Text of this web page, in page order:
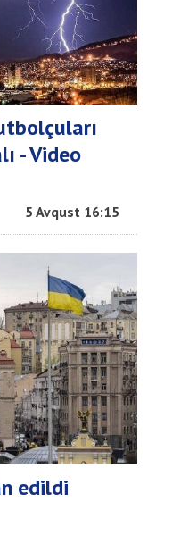
- Video
5 Avqust 16:15
edildi